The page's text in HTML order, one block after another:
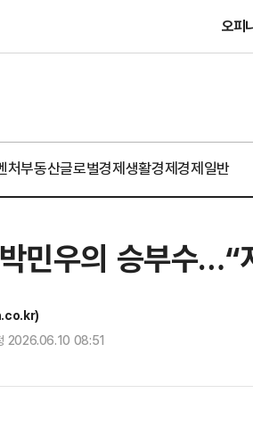
오피
처부동산글로벌경제생활경제경제일반
민우의 승부수…“
2026.06.10 08:51